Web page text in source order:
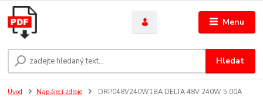
Menu
Hledat
Úvod Napájecí zdroje DRP048V240W1BA DELTA 48V 240W 5.00A